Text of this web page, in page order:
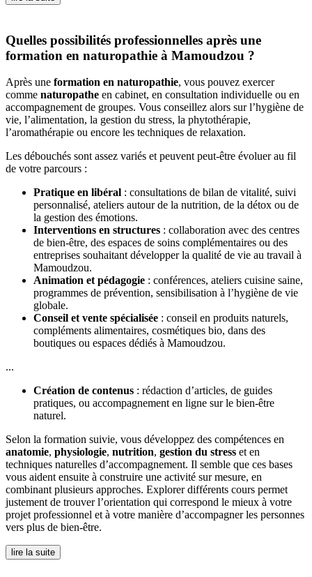
Quelles possibilités professionnelles après une
formation en naturopathie à Mamoudzou ?
Après une formation en naturopathie, vous pouvez exercer
comme naturopathe en cabinet, en consultation individuelle ou en
accompagnement de groupes. Vous conseillez alors sur l’hygiène de
vie, l’alimentation, la gestion du stress, la phytothérapie,
l’aromathérapie ou encore les techniques de relaxation.
Les débouchés sont assez variés et peuvent peut-être évoluer au fil
de votre parcours :
Pratique en libéral : consultations de bilan de vitalité, suivi
personnalisé, ateliers autour de la nutrition, de la détox ou de
la gestion des émotions.
Interventions en structures : collaboration avec des centres
de bien-être, des espaces de soins complémentaires ou des
entreprises souhaitant développer la qualité de vie au travail à
Mamoudzou.
Animation et pédagogie : conférences, ateliers cuisine saine,
programmes de prévention, sensibilisation à l’hygiène de vie
globale.
Conseil et vente spécialisée : conseil en produits naturels,
compléments alimentaires, cosmétiques bio, dans des
boutiques ou espaces dédiés à Mamoudzou.
...
Création de contenus : rédaction d’articles, de guides
pratiques, ou accompagnement en ligne sur le bien-être
naturel.
Selon la formation suivie, vous développez des compétences en
anatomie, physiologie, nutrition, gestion du stress et en
techniques naturelles d’accompagnement. Il semble que ces bases
vous aident ensuite à construire une activité sur mesure, en
combinant plusieurs approches. Explorer différents cours permet
justement de trouver l’orientation qui correspond le mieux à votre
projet professionnel et à votre manière d’accompagner les personnes
vers plus de bien-être.
lire la suite